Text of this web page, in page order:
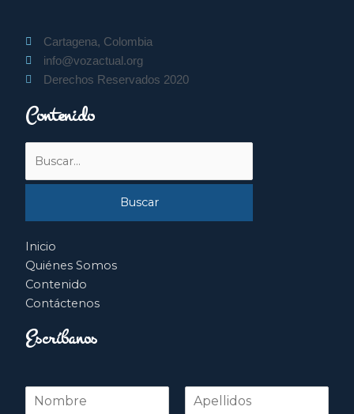
Cartagena, Colombia
info@vozactual.org
Derechos Reservados 2020
Contenido
por:
Inicio
Quiénes Somos
Contenido
Contáctenos
Escríbanos
N